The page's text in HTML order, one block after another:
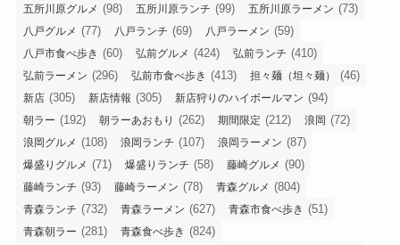
五所川原グルメ (98) 五所川原ランチ (99) 五所川原ラーメン (73)
八戸グルメ (77) 八戸ランチ (69) 八戸ラーメン (59)
八戸市食べ歩き (60) 弘前グルメ (424) 弘前ランチ (410)
弘前ラーメン (296) 弘前市食べ歩き (413) 担々麺（坦々麺） (46)
新店 (305) 新店情報 (305) 新店狩りのハイボールマン (94)
朝ラー (192) 朝ラーあおもり (262) 期間限定 (212) 浪岡 (72)
浪岡グルメ (108) 浪岡ランチ (107) 浪岡ラーメン (87)
爆盛りグルメ (71) 爆盛りランチ (58) 藤崎グルメ (90)
藤崎ランチ (93) 藤崎ラーメン (78) 青森グルメ (804)
青森ランチ (732) 青森ラーメン (627) 青森市食べ歩き (51)
青森朝ラー (281) 青森食べ歩き (824)